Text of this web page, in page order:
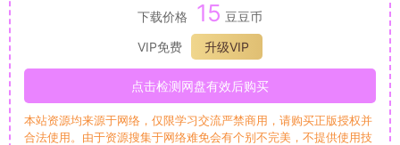
下载价格 15 豆豆币
VIP免费
升级VIP
点击检测网盘有效后购买
本站资源均来源于网络，仅限学习交流严禁商用，请购买正版授权并
合法使用。由于资源搜集于网络难免会有个别不完美，不提供使用技